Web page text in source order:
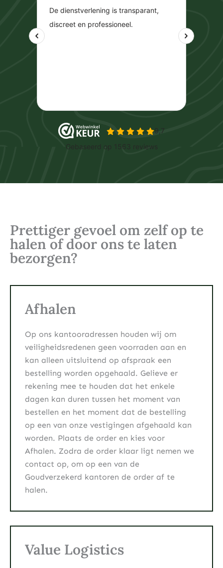
Prettiger gevoel om zelf op te
halen of door ons te laten
bezorgen?
Afhalen
Op ons kantooradressen houden wij om
veiligheidsredenen geen voorraden aan en
kan alleen uitsluitend op afspraak een
bestelling worden opgehaald. Gelieve er
rekening mee te houden dat het enkele
dagen kan duren tussen het moment van
bestellen en het moment dat de bestelling
op een van onze vestigingen afgehaald kan
worden. Plaats de order en kies voor
Afhalen. Zodra de order klaar ligt nemen we
contact op, om op een van de
Goudverzekerd kantoren de order af te
halen.
Value Logistics